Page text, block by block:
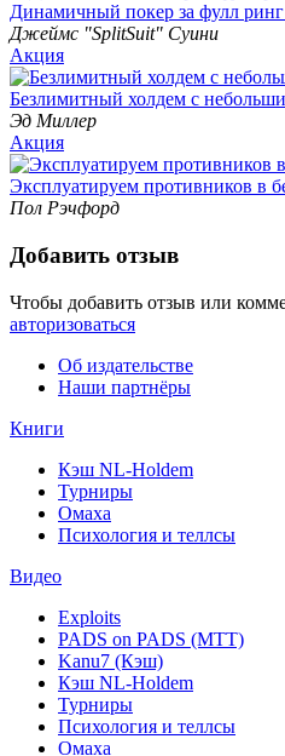
Динамичный покер за фулл ринг
Джеймс "SplitSuit" Суини
Акция
Безлимитный холдем с
Эд Миллер
Акция
Эксплуатируем противников в
Пол Рэчфорд
Добавить отзыв
Чтобы добавить отзыв или
авторизоваться
Об издательстве
Наши партнёры
Книги
Кэш NL-Holdem
Турниры
Омаха
Психология и теллсы
Видео
Exploits
PADS on PADS (MTT)
Kanu7 (Кэш)
Кэш NL-Holdem
Турниры
Психология и теллсы
Омаха